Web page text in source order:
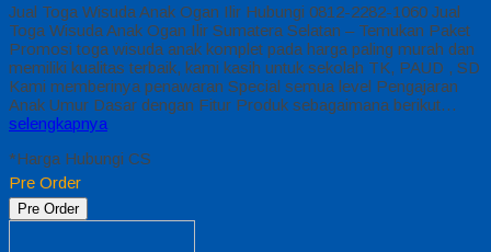
Jual Toga Wisuda Anak Ogan Ilir Hubungi 0812-2282-1060 Jual
Toga Wisuda Anak Ogan Ilir Sumatera Selatan – Temukan Paket
Promosi toga wisuda anak komplet pada harga paling murah dan
memiliki kualitas terbaik, kami kasih untuk sekolah TK, PAUD , SD
Kami memberinya penawaran Special semua level Pengajaran
Anak Umur Dasar dengan Fitur Produk sebagaimana berikut…
selengkapnya
*Harga Hubungi CS
Pre Order
Pre Order